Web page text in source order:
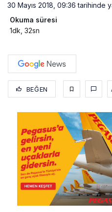
30 Mayıs 2018, 09:36 tarihinde
Okuma süresi
1dk, 32sn
BEĞEN